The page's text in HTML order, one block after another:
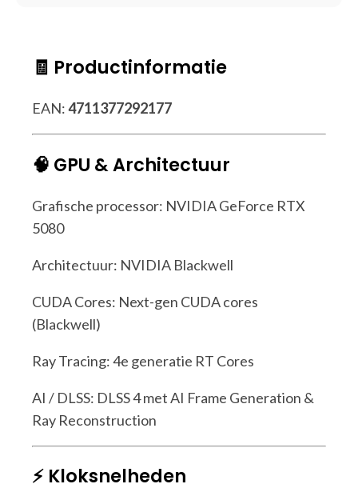
🧾 Productinformatie
EAN:4711377292177
🧠 GPU & Architectuur
Grafische processor: NVIDIA GeForce RTX
5080
Architectuur: NVIDIA Blackwell
CUDA Cores: Next-gen CUDA cores
(Blackwell)
Ray Tracing: 4e generatie RT Cores
AI / DLSS: DLSS 4 met AI Frame Generation &
Ray Reconstruction
⚡ Kloksnelheden